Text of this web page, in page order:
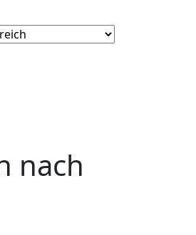
nach